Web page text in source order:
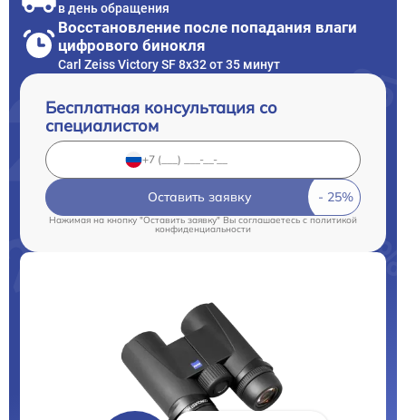
в день обращения
Восстановление после попадания влаги
цифрового бинокля
Carl Zeiss Victory SF 8x32 от 35 минут
Бесплатная консультация со
специалистом
Оставить заявку
Нажимая на кнопку "Оставить заявку" Вы соглашаетесь cполитикой
конфиденциальности